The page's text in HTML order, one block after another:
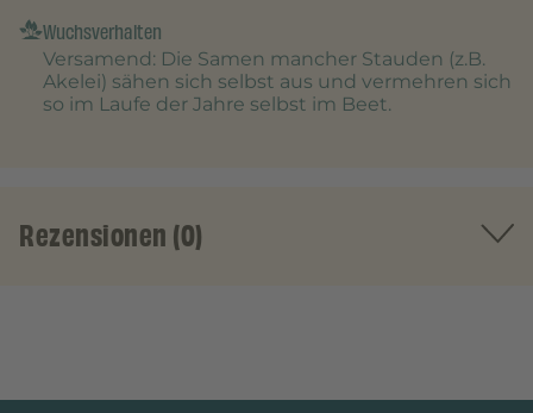
Wuchsverhalten
Versamend : Die Samen mancher Stauden (z.B.
Akelei) sähen sich selbst aus und vermehren sich
so im Laufe der Jahre selbst im Beet.
Rezensionen (0)